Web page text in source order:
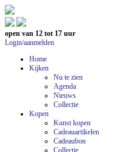
open van 12 tot 17 uur
Login/aanmelden
Home
Kijken
Nu te zien
Agenda
Nieuws
Collectie
Kopen
Kunst kopen
Cadeauartikelen
Cadeaubon
Collectie